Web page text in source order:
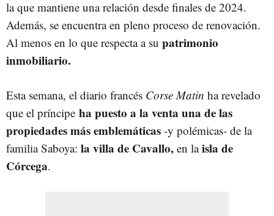
la que mantiene una relación desde finales de 2024.
Además, se encuentra en pleno proceso de renovación.
Al menos en lo que respecta a su patrimonio
inmobiliario.
Esta semana, el diario francés Corse Matin ha revelado
que el príncipe ha puesto a la venta una de las
propiedades más emblemáticas -y polémicas- de la
familia Saboya: la villa de Cavallo, en laisla de
Córcega.